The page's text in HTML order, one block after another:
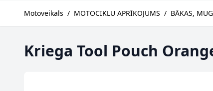
Motoveikals / MOTOCIKLU APRĪKOJUMS / BĀKAS,
Kriega Tool Pouch